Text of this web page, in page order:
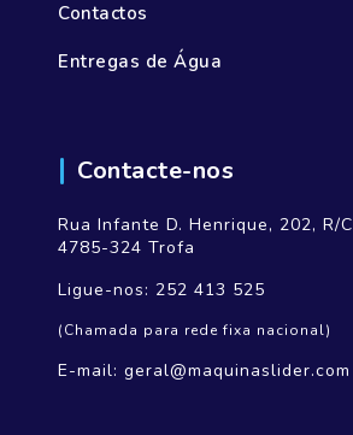
Contactos
Entregas de Água
Contacte-nos
Rua Infante D. Henrique, 202, R/C
4785-324 Trofa
Ligue-nos: 252 413 525
(Chamada para rede fixa nacional)
E-mail: geral@maquinaslider.com